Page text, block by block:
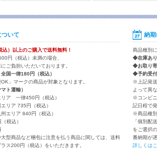
いて
）以上のご購入で送料無料！
円（税込）未満の場合、
ご負担いただいております。
国一律180円（税込）
」マークの商品が対象となります。
ト運輸）
リア 一律450円（税込）
エリア 735円（税込）
州エリア 840円（税込）
税込）
大型商品など梱包に注意を払う商品に関しては、送料
ス200円（税込）をいただきます。
納
商品種別
◆在庫あ
◆お取り
◆予約受
※上記発
よって異
※コンビ
記日程で
※商品種
「個別配
をご選択
番納期が
詳しくは